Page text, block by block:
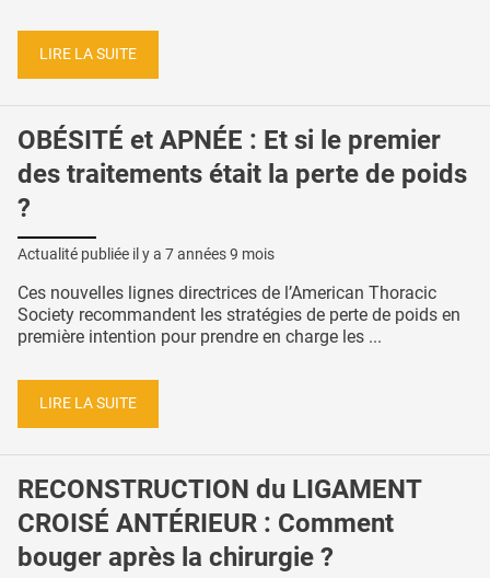
LIRE LA SUITE
OBÉSITÉ et APNÉE : Et si le premier
des traitements était la perte de poids
?
Actualité publiée il y a 7 années 9 mois
Ces nouvelles lignes directrices de l’American Thoracic
Society recommandent les stratégies de perte de poids en
première intention pour prendre en charge les ...
LIRE LA SUITE
RECONSTRUCTION du LIGAMENT
CROISÉ ANTÉRIEUR : Comment
bouger après la chirurgie ?